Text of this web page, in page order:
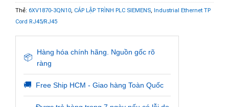
Thẻ: 6XV1870-3QN10, CÁP LẬP TRÌNH PLC SIEMENS, Industrial Ethernet TP
Cord RJ45/RJ45
📦
Hàng hóa chính hãng. Nguồn gốc rõ
ràng
🚚 Free Ship HCM - Giao hàng Toàn Quốc